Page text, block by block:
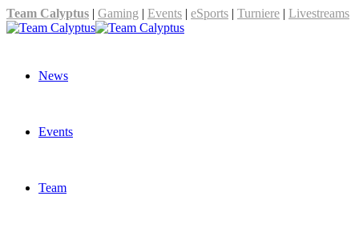
Team Calyptus | Gaming | Events | eSports | Turniere | Livestreams
News
Events
Team